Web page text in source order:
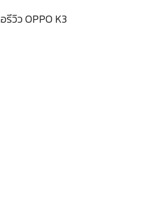
รีวิว OPPO K3